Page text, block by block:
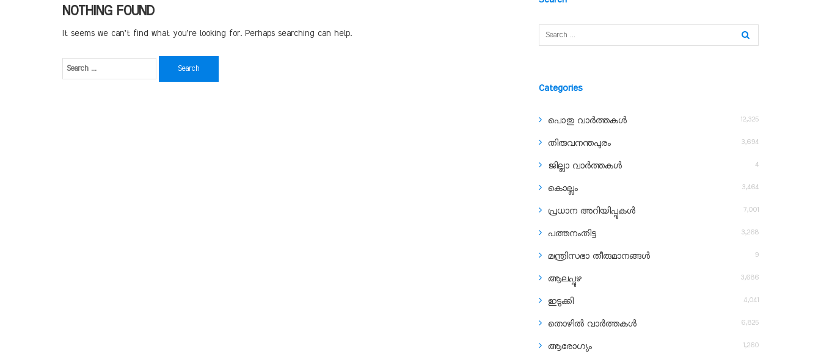
NOTHING FOUND
It seems we can’t find what you’re looking for. Perhaps searching can help.
Categories
പൊതു വാർത്തകൾ 12,325
തിരുവനന്തപുരം 3,694
ജില്ലാ വാർത്തകൾ 4
കൊല്ലം 3,464
പ്രധാന അറിയിപ്പുകൾ 7,001
പത്തനംതിട്ട 3,268
മന്ത്രിസഭാ തീരുമാനങ്ങൾ 9
ആലപ്പുഴ 3,686
ഇടുക്കി 4,041
തൊഴിൽ വാർത്തകൾ 6,825
ആരോഗ്യം 1,260